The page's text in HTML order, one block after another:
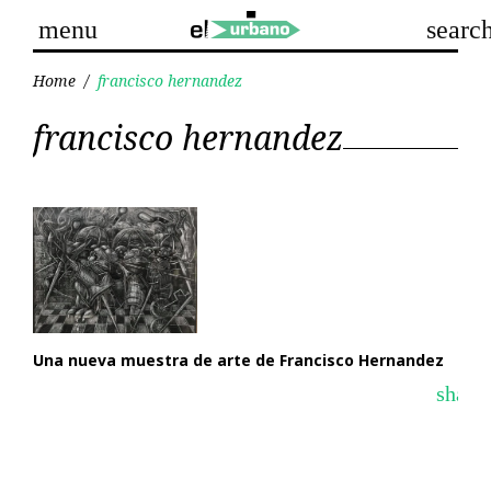
content
menu
Home / francisco hernandez
francisco
hernandez
francisco hernandez
Una nueva muestra de arte de Francisco Hernandez
share